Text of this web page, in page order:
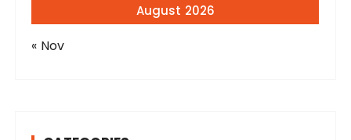
August 2026
« Nov